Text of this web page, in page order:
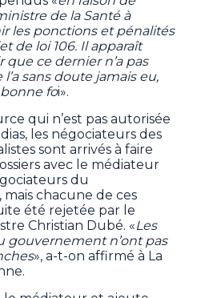
de la Santé à
les ponctions et pénalités
de loi 106. Il apparaît
ce dernier n’a pas
sans doute jamais eu,
foi».
qui n’est pas autorisée
les négociateurs des
sont arrivés à faire
avec le médiateur
du
chacune de ces
été rejetée par le
Christian Dubé. «Les
gouvernement n’ont pas
», a-t-on affirmé à La